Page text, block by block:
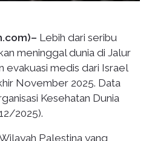
Lebih dari seribu
meninggal dunia di Jalur
evakuasi medis dari Israel
November 2025. Data
Kesehatan Dunia
2025).
Palestina yang